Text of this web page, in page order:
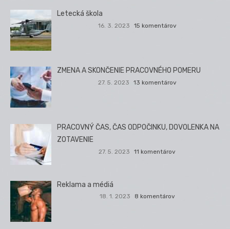
Letecká škola
16. 3. 2023 15 komentárov
ZMENA A SKONČENIE PRACOVNÉHO POMERU
27. 5. 2023 13 komentárov
PRACOVNÝ ČAS, ČAS ODPOČINKU, DOVOLENKA NA
ZOTAVENIE
27. 5. 2023 11 komentárov
Reklama a médiá
18. 1. 2023 8 komentárov